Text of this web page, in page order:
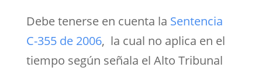
Debe tenerse en cuenta la Sentencia
C-355 de 2006, la cual no aplica en el
tiempo según señala el Alto Tribunal